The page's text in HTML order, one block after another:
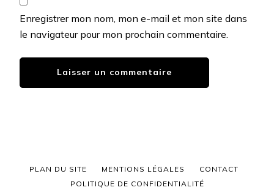
Enregistrer mon nom, mon e-mail et mon site dans
le navigateur pour mon prochain commentaire.
PLAN DU SITE MENTIONS LÉGALES
CONTACT
POLITIQUE DE CONFIDENTIALITÉ